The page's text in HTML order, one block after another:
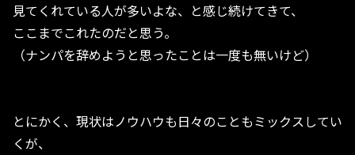
見てくれている人が多いよな、と感じ続けてきて、
ここまでこれたのだと思う。
（ナンパを辞めようと思ったことは一度も無いけど）
とにかく、現状はノウハウも日々のこともミックスしてい
くが、